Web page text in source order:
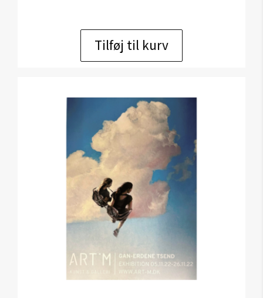
Tilføj til kurv